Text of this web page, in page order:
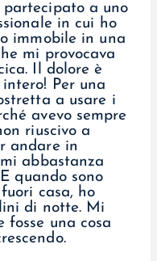
partecipato a uno
in cui ho
immobile in una
mi provocava
Il dolore è
Per una
a usare i
avevo sempre
riuscivo a
andare in
abbastanza
quando sono
casa, ho
di notte. Mi
fosse una cosa